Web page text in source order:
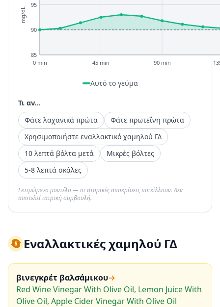
85
90
95
0 min 45 min 90 min
mg/dL
Αυτό το γεύμα
Τι αν...
Φάτε λαχανικά πρώτα
Φάτε πρωτεΐνη πρώτα
Χρησιμοποιήστε εναλλακτικό χαμηλού ΓΔ
10 λεπτά βόλτα μετά
Μικρές βόλτες
5-8 λεπτά σκάλες
Εκτιμώμενο μοντέλο — οι ατομικές αποκρίσεις ποικίλλουν. Δεν
αποτελεί ιατρική συμβουλή.
🔄Εναλλακτικές χαμηλού ΓΔ
βινεγκρέτ βαλσάμικου→
Red Wine Vinegar With Olive Oil, Lemon Juice With
Olive Oil, Apple Cider Vinegar With Olive Oil